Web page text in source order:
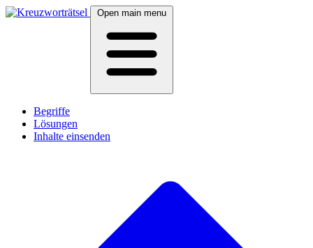
Open main menu
Begriffe
Lösungen
Inhalte einsenden